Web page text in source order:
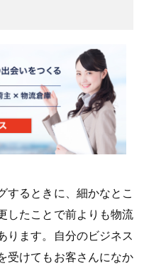
するときに、細かなとこ
したことで前よりも物流
ります。自分のビジネス
受けてもお客さんになか